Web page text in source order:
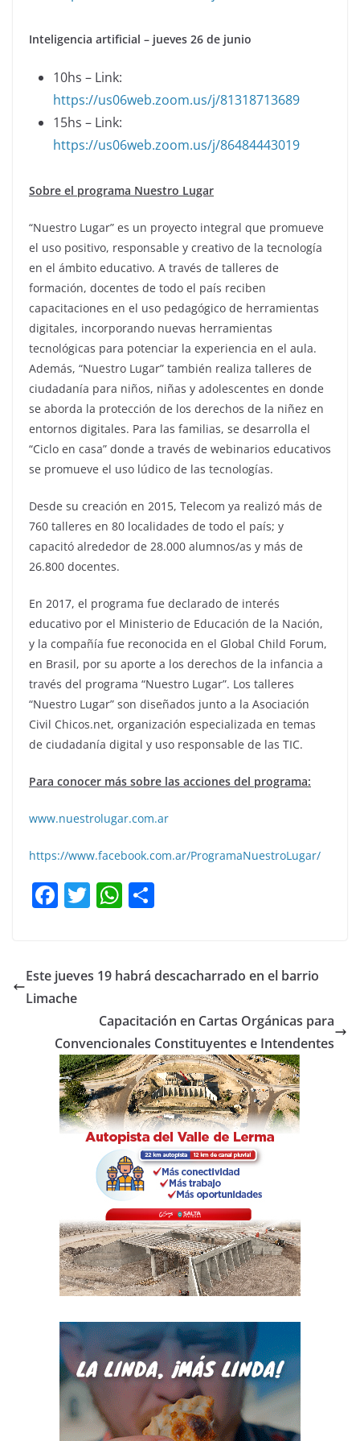
Inteligencia artificial – jueves 26 de junio
10hs – Link:
https://us06web.zoom.us/j/81318713689
15hs – Link:
https://us06web.zoom.us/j/86484443019
Sobre el programa Nuestro Lugar
“Nuestro Lugar” es un proyecto integral que promueve
el uso positivo, responsable y creativo de la tecnología
en el ámbito educativo. A través de talleres de
formación, docentes de todo el país reciben
capacitaciones en el uso pedagógico de herramientas
digitales, incorporando nuevas herramientas
tecnológicas para potenciar la experiencia en el aula.
Además, “Nuestro Lugar” también realiza talleres de
ciudadanía para niños, niñas y adolescentes en donde
se aborda la protección de los derechos de la niñez en
entornos digitales. Para las familias, se desarrolla el
“Ciclo en casa” donde a través de webinarios educativos
se promueve el uso lúdico de las tecnologías.
Desde su creación en 2015, Telecom ya realizó más de
760 talleres en 80 localidades de todo el país; y
capacitó alrededor de 28.000 alumnos/as y más de
26.800 docentes.
En 2017, el programa fue declarado de interés
educativo por el Ministerio de Educación de la Nación,
y la compañía fue reconocida en el Global Child Forum,
en Brasil, por su aporte a los derechos de la infancia a
través del programa “Nuestro Lugar”. Los talleres
“Nuestro Lugar” son diseñados junto a la Asociación
Civil Chicos.net, organización especializada en temas
de ciudadanía digital y uso responsable de las TIC.
Para conocer más sobre las acciones del programa:
www.nuestrolugar.com.ar
https://www.facebook.com.ar/ProgramaNuestroLugar/
F
e
b
o
k
T
er
W
s
p
p
p
tir
Este jueves 19 habrá descacharrado en el barrio
Limache
Capacitación en Cartas Orgánicas para
Convencionales Constituyentes e Intendentes